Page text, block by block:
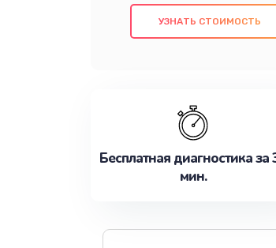
клиентам надежное и
потребности
УЗНАТЬ СТОИМОСТЬ
Бесплатная диагностика за
мин.